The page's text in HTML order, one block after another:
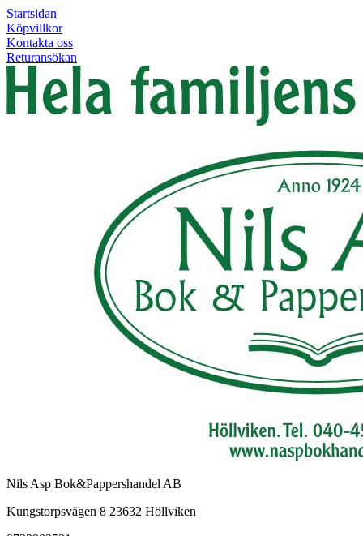
Startsidan
Köpvillkor
Kontakta oss
Returansökan
Nils Asp Bok&Pappershandel AB
Kungstorpsvägen 8 23632 Höllviken